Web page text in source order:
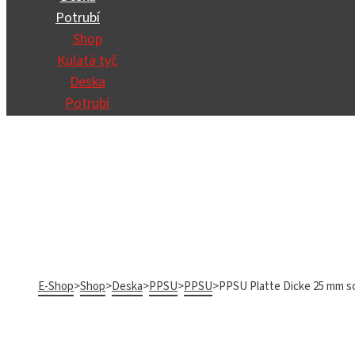
Potrubí
Shop
Kulatá tyč
Deska
Potrubí
E-Shop>Shop>Deska>PPSU>PPSU>PPSU Platte Dicke 25 mm